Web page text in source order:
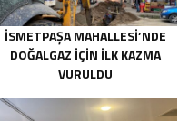
İSMETPAŞA MAHALLESI’NDE
DOĞALGAZ IÇIN ILK KAZMA
VURULDU